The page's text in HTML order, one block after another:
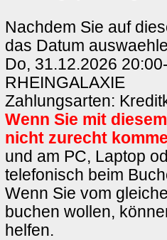
Nachdem Sie auf
das Datum
Do, 31.12.2026
RHEINGALAXIE
Zahlungsarten:
Wenn Sie mit
nicht zurecht
und am PC, Laptop
telefonisch beim
Wenn Sie vom
buchen wollen,
helfen.